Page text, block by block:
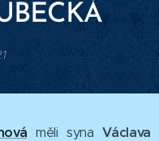
měli synaVáclava